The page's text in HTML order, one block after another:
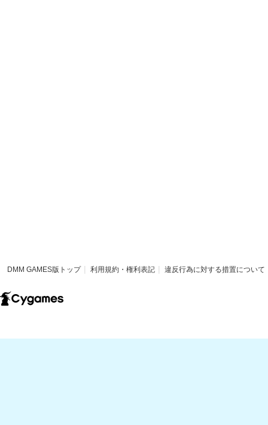
DMM GAMES版トップ 利用規約・権利表記 違反行為に対する措置について